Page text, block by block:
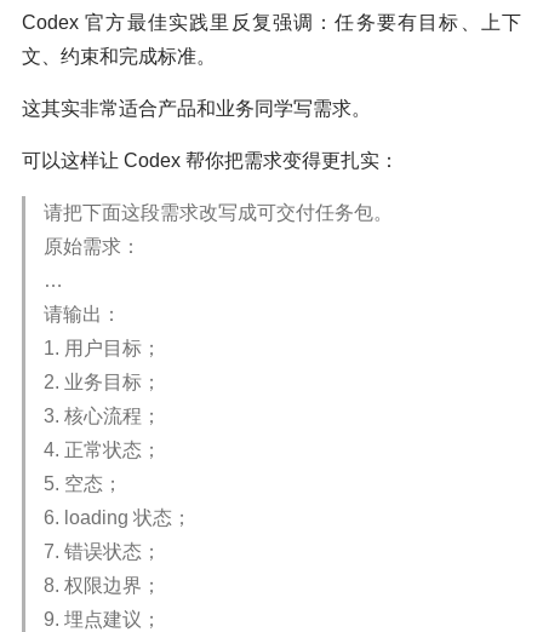
Codex 官方最佳实践里反复强调：任务要有目标、上下
文、约束和完成标准。
这其实非常适合产品和业务同学写需求。
可以这样让 Codex 帮你把需求变得更扎实：
请把下面这段需求改写成可交付任务包。
原始需求：
…
请输出：
1. 用户目标；
2. 业务目标；
3. 核心流程；
4. 正常状态；
5. 空态；
6. loading 状态；
7. 错误状态；
8. 权限边界；
9. 埋点建议；